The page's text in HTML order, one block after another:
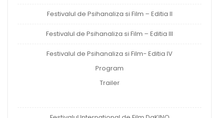
Festivalul de Psihanaliza si Film – Editia II
Festivalul de Psihanaliza si Film – Editia III
Festivalul de Psihanaliza si Film- Editia IV
Program
Trailer